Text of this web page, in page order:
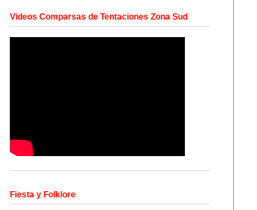
Videos Comparsas de Tentaciones Zona Sud
Fiesta y Folklore